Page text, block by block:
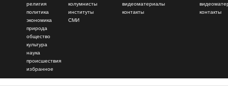
религия
политика
экономика
природа
общество
культура
наука
происшествия
избранное
колумнисты
институты
СМИ
видеоматериалы
контакты
контакты